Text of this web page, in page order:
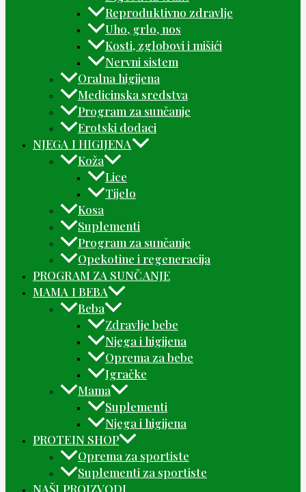
Reproduktivno zdravlje
Uho, grlo, nos
Kosti, zglobovi i mišići
Nervni sistem
Oralna higijena
Medicinska sredstva
Program za sunčanje
Erotski dodaci
NJEGA I HIGIJENA
Koža
Lice
Tijelo
Kosa
Suplementi
Program za sunčanje
Opekotine i regeneracija
PROGRAM ZA SUNČANJE
MAMA I BEBA
Beba
Zdravlje bebe
Njega i higijena
Oprema za bebe
Igračke
Mama
Suplementi
Njega i higijena
PROTEIN SHOP
Oprema za sportiste
Suplementi za sportiste
NAŠI PROIZVODI